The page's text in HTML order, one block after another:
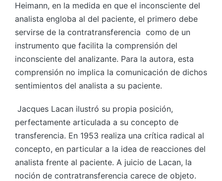
Heimann, en la medida en que el inconsciente del
analista engloba al del paciente, el primero debe
servirse de la contratransferencia como de un
instrumento que facilita la comprensión del
inconsciente del analizante. Para la autora, esta
comprensión no implica la comunicación de dichos
sentimientos del analista a su paciente.
Jacques Lacan ilustró su propia posición,
perfectamente articulada a su concepto de
transferencia. En 1953 realiza una crítica radical al
concepto, en particular a la idea de reacciones del
analista frente al paciente. A juicio de Lacan, la
noción de contratransferencia carece de objeto.